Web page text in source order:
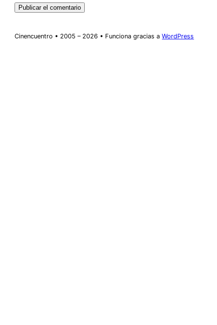
Cinencuentro • 2005 – 2026 • Funciona gracias aWordPress